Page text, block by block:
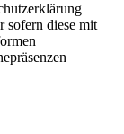
sofern diese mit